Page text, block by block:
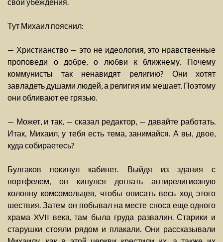
Тут Михаил пояснил:
— Христианство — это не идеология, это нравственные
проповеди о добре, о любви к ближнему. Почему
коммунисты так ненавидят религию? Они хотят
завладеть душами людей, а религия им мешает. Поэтому
они обливают ее грязью.
— Может, и так, — сказал редактор, — давайте работать.
Итак, Михаил, у тебя есть тема, занимайся. А вы, двое,
куда собираетесь?
Булгаков покинул кабинет. Выйдя из здания с
портфелем, он кинулся догнать антирелигиозную
колонну комсомольцев, чтобы описать весь ход этого
шествия. Затем он побывал на месте сноса еще одного
храма XVII века, там была груда развалин. Старики и
старушки стояли рядом и плакали. Они рассказывали